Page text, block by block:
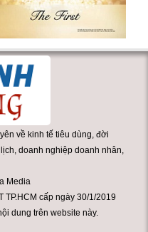
về kinh tế tiêu dùng, đời
doanh nghiệp doanh nhân,
Media
TP.HCM cấp ngày 30/1/2019
dung trên website này.